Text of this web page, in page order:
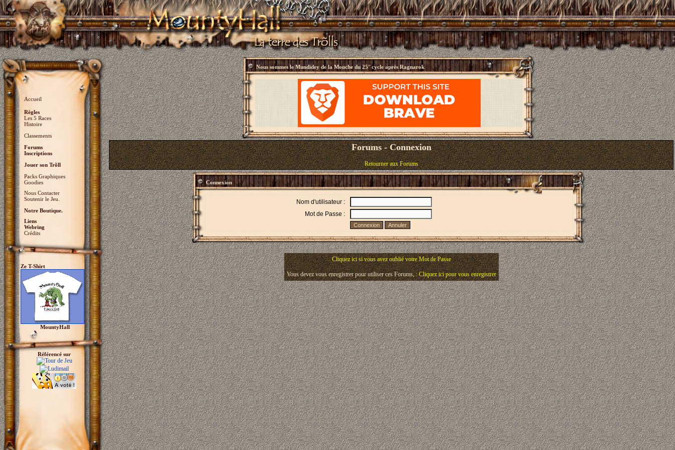
Accueil
Règles
Les 5 Races
Histoire
Classements
Forums
Inscriptions
Jouer son Trõll
Packs Graphiques
Goodies
Nous Contacter
Soutenir le Jeu.
Notre Boutique.
Liens
Webring
Crédits
Ze T-Shirt
MountyHall
Référencé sur
Nous sommes leMundidey de la Mouche du 25° cycle après Ragnarok
Forums - Connexion
Retourner aux Forums
Connexion
Nom d'utilisateur :
Mot de Passe :
Cliquez ici si vous avez oublié votre Mot de Passe
Vous devez vous enregistrer pour utiliser ces Forums,: Cliquez ici pour vous enregistrer